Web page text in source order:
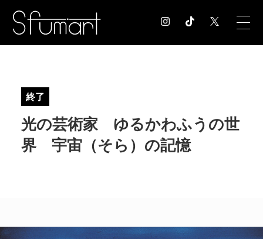
EXHIBITION 展覧会情報
MUSEUM 美術館情報
終了
光の芸術家 ゆるかわふうの世
界 宇宙（そら）の記憶